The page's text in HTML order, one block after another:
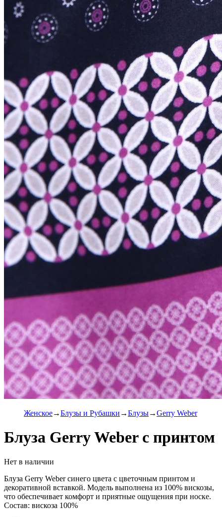
Женское Блузы и Рубашки Блузы Gerry Weber
Блуза Gerry Weber с принтом
Нет в наличии
Блуза Gerry Weber синего цвета с цветочным принтом и
декоративной вставкой. Модель выполнена из 100% вискозы,
что обеспечивает комфорт и приятные ощущения при носке.
Состав: вискоза 100%